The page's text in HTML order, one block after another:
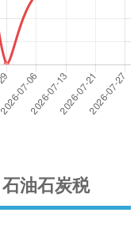
油石炭税